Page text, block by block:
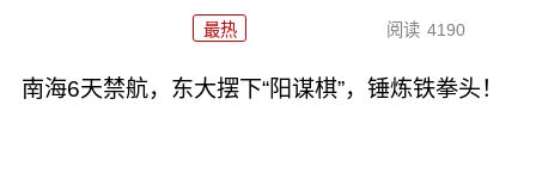
最热 阅读 4190
南海6天禁航，东大摆下“阳谋棋”，锤炼铁拳头！